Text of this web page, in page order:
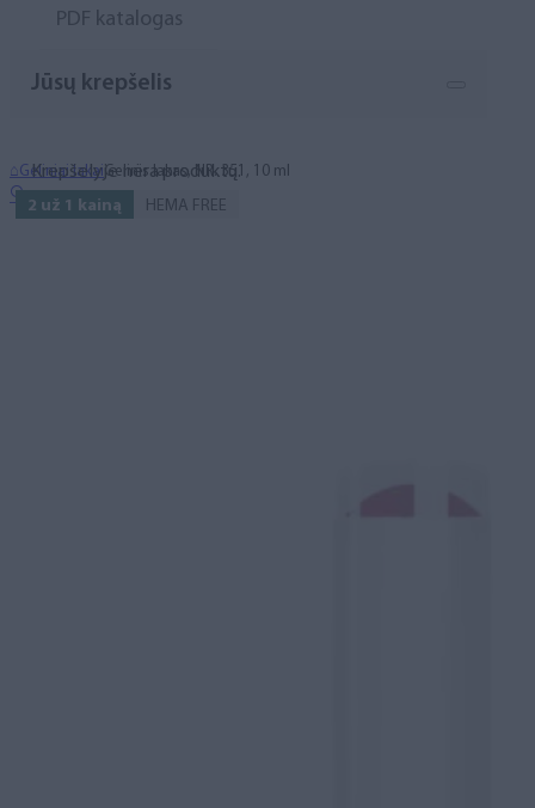
PDF katalogas
Jūsų krepšelis
Krepšelyje nėra produktų.
⌂Geliniai lakai Gelinis lakas, NR. 351, 10 ml
2 už 1 kainą HEMA FREE
🔍